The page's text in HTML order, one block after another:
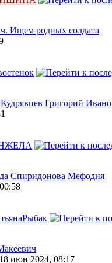
Ищем родных солдата
Григорий
Спиридонова Мефодия
июн 2024, 08:17